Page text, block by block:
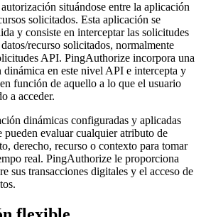
situándose entre la aplicación
solicitados. Esta aplicación se
y consiste en interceptar las solicitudes
recurso solicitados, normalmente
API. PingAuthorize incorpora una
en este nivel API e intercepta y
función de aquello a lo que el usuario
a acceder.
dinámicas configuradas y aplicadas
evaluar cualquier atributo de
derecho, recurso o contexto para tomar
real. PingAuthorize le proporciona
sus transacciones digitales y el acceso de